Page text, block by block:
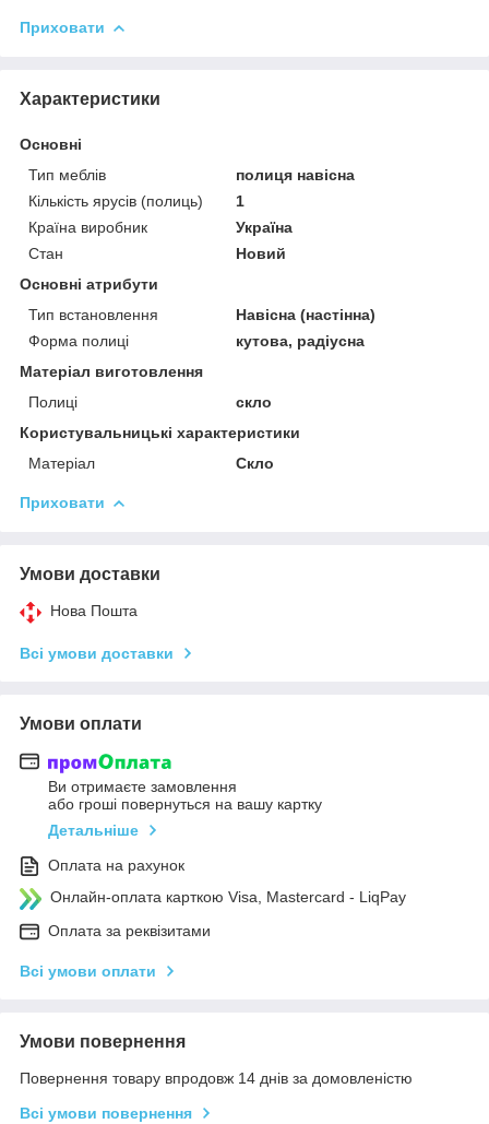
Приховати
Характеристики
Основні
Тип меблів
полиця навісна
Кількість ярусів (полиць)
1
Країна виробник
Україна
Стан
Новий
Основні атрибути
Тип встановлення
Навісна (настінна)
Форма полиці
кутова, радіусна
Матеріал виготовлення
Полиці
скло
Користувальницькі характеристики
Матеріал
Скло
Приховати
Умови доставки
Нова Пошта
Всі умови доставки
Умови оплати
Ви отримаєте замовлення
або гроші повернуться на вашу картку
Детальніше
Оплата на рахунок
Онлайн-оплата карткою Visa, Mastercard - LiqPay
Оплата за реквізитами
Всі умови оплати
Умови повернення
Повернення товару впродовж 14 днів за домовленістю
Всі умови повернення